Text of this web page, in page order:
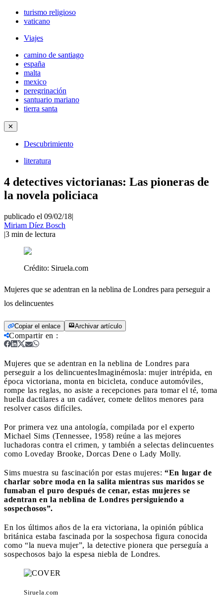
turismo religioso
vaticano
Viajes
camino de santiago
españa
malta
mexico
peregrinación
santuario mariano
tierra santa
✕
Descubrimiento
literatura
4 detectives victorianas: Las pioneras de
la novela policiaca
publicado el 09/02/18|
Miriam Díez Bosch
|3 min de lectura
Crédito: Siruela.com
Mujeres que se adentran en la neblina de Londres para perseguir a
los delincuentes
Copiar el enlace Archivar artículo
Compartir en :
Mujeres que se adentran en la neblina de Londres para
perseguir a los delincuentesImaginémosla: mujer intrépida, en
época victoriana, monta en bicicleta, conduce automóviles,
rompe las reglas, no asiste a recepciones para tomar el té, toma
huella dactilares a un cadáver, comete delitos menores para
resolver casos difíciles.
Por primera vez una antología, compilada por el experto
Michael Sims (Tennessee, 1958) reúne a las mejores
luchadoras contra el crimen, y también a selectas delincuentes
como Loveday Brooke, Dorcas Dene o Lady Molly.
Sims muestra su fascinación por estas mujeres: “En lugar de
charlar sobre moda en la salita mientras sus maridos se
fumaban el puro después de cenar, estas mujeres se
adentran en la neblina de Londres persiguiendo a
sospechosos”.
En los últimos años de la era victoriana, la opinión pública
británica estaba fascinada por la sospechosa figura conocida
como “la nueva mujer”, la detective pionera que perseguía a
sospechosos bajo la espesa niebla de Londres.
Siruela.com